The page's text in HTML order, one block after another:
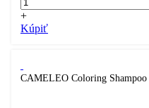
+
Kúpiť
CAMELEO Coloring Shampoo